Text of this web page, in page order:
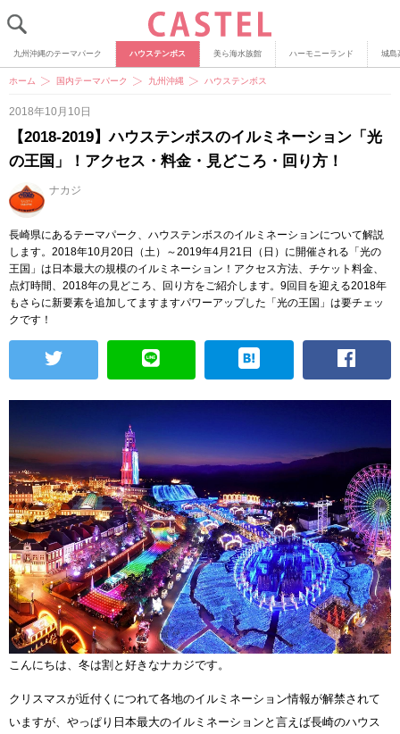
九州沖縄のテーマパーク ハウステンボス 美ら海水族館 ハーモニーランド 城島
ホーム 国内テーマパーク 九州沖縄 ハウステンボス
2018年10月10日
【2018-2019】ハウステンボスのイルミネーション「光
の王国」！アクセス・料金・見どころ・回り方！
ナカジ
長崎県にあるテーマパーク、ハウステンボスのイルミネーションについて解説
します。2018年10月20日（土）～2019年4月21日（日）に開催される「光の
王国」は日本最大の規模のイルミネーション！アクセス方法、チケット料金、
点灯時間、2018年の見どころ、回り方をご紹介します。9回目を迎える2018年
もさらに新要素を追加してますますパワーアップした「光の王国」は要チェッ
クです！
こんにちは、冬は割と好きなナカジです。
クリスマスが近付くにつれて各地のイルミネーション情報が解禁されて
いますが、やっぱり日本最大のイルミネーションと言えば長崎のハウス